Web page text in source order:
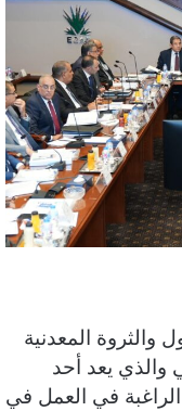
والثروة المعدنية
يعد أحد
في العمل في